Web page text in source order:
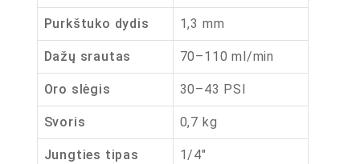
Purkštuko dydis 1,3 mm
Dažų srautas 70–110 ml/min
Oro slėgis 30–43 PSI
Svoris 0,7 kg
Jungties tipas 1/4″